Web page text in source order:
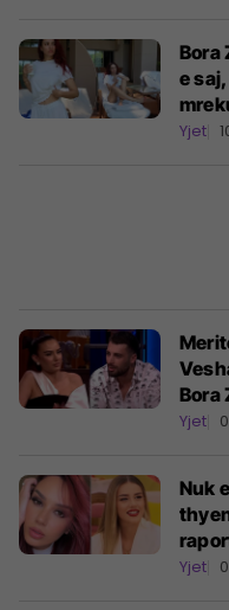
Bora
e
Yjet
Bora
Yjet
Nuk
Yjet